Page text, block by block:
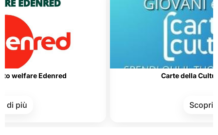
Edenred Carte della Cultura e del
Scopri di più